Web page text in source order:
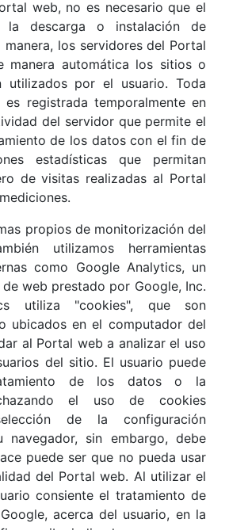
web, no es necesario que el
la descarga o instalación de
los servidores del Portal
manera automática los sitios o
utilizados por el usuario. Toda
es registrada temporalmente en
del servidor que permite el
de los datos con el fin de
estadísticas que permitan
de visitas realizadas al Portal
propios de monitorización del
utilizamos herramientas
como Google Analytics, un
web prestado por Google, Inc.
utiliza "cookies", que son
ubicados en el computador del
al Portal web a analizar el uso
del sitio. El usuario puede
de los datos o la
el uso de cookies
de la configuración
navegador, sin embargo, debe
puede ser que no pueda usar
del Portal web. Al utilizar el
consiente el tratamiento de
acerca del usuario, en la